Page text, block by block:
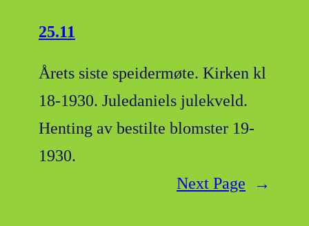
25.11
Årets siste speidermøte. Kirken kl
18-1930. Juledaniels julekveld.
Henting av bestilte blomster 19-
1930.
Next Page
→